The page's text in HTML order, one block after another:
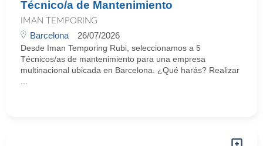
Técnico/a de Mantenimiento
IMAN TEMPORING
Barcelona 26/07/2026
Desde Iman Temporing Rubi, seleccionamos a 5
Técnicos/as de mantenimiento para una empresa
multinacional ubicada en Barcelona. ¿Qué harás? Realizar